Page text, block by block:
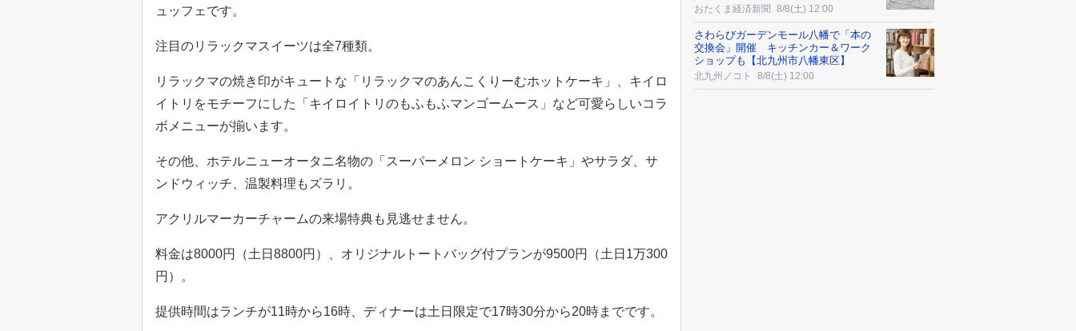
ュッフェです。
注目のリラックマスイーツは全7種類。
リラックマの焼き印がキュートな「リラックマのあんこくりーむホットケーキ」、キイロ
イトリをモチーフにした「キイロイトリのもふもふマンゴームース」など可愛らしいコラ
ボメニューが揃います。
その他、ホテルニューオータニ名物の「スーパーメロン ショートケーキ」やサラダ、サ
ンドウィッチ、温製料理もズラリ。
アクリルマーカーチャームの来場特典も見逃せません。
料金は8000円（土日8800円）、オリジナルトートバッグ付プランが9500円（土日1万300
円）。
提供時間はランチが11時から16時、ディナーは土日限定で17時30分から20時までです。
おたくま経済新聞 8/8(土) 12:00
さわらびガーデンモール八幡で「本の
交換会」開催 キッチンカー＆ワーク
ショップも【北九州市八幡東区】
北九州ノコト 8/8(土) 12:00